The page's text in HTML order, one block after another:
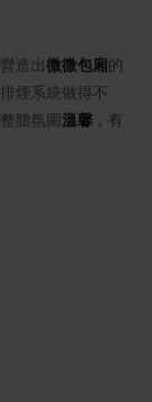
造出微微包廂的
煙系統做得不
體氛圍溫馨 ，有